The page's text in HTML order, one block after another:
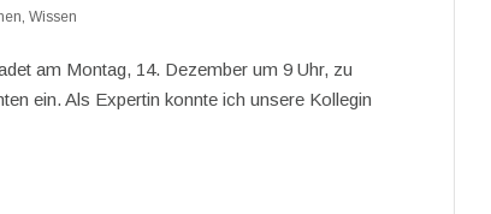
,Wissen
am Montag, 14. Dezember um 9 Uhr, zu
ein. Als Expertin konnte ich unsere Kollegin